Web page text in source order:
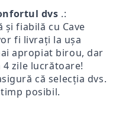
dvs .:
fiabilă cu Cave
fi livrați la ușa
apropiat birou, dar
zile lucrătoare!
că selecția dvs.
posibil.